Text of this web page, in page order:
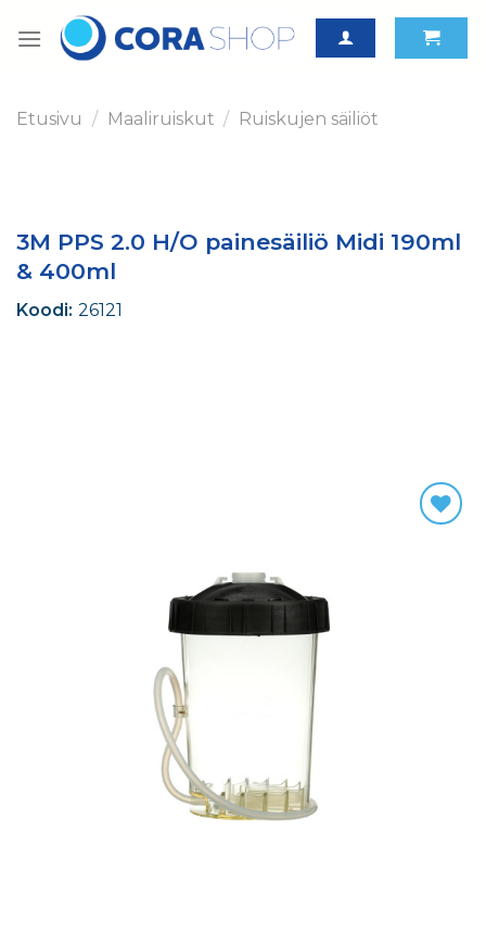
Etusivu / Maaliruiskut / Ruiskujen säiliöt
3M PPS 2.0 H/O painesäiliö Midi 190ml
& 400ml
Koodi: 26121